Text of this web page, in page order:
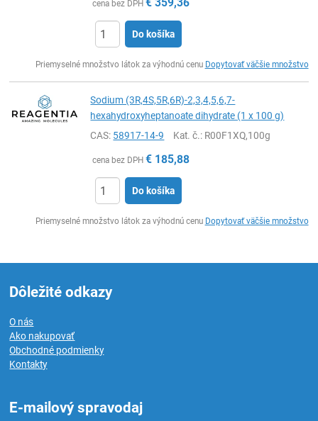
cena bez DPH
Do košíka
Priemyselné množstvo látok za výhodnú cenu Dopytovať väčšie množstvo
Sodium (3R,4S,5R,6R)-2,3,4,5,6,7-
hexahydroxyheptanoate dihydrate (1 x 100 g)
CAS: 58917-14-9 Kat. č.: R00F1XQ,100g
cena bez DPH € 185,88
Do košíka
Priemyselné množstvo látok za výhodnú cenu Dopytovať väčšie množstvo
Dôležité odkazy
O nás
Ako nakupovať
Obchodné podmienky
Kontakty
E-mailový spravodaj